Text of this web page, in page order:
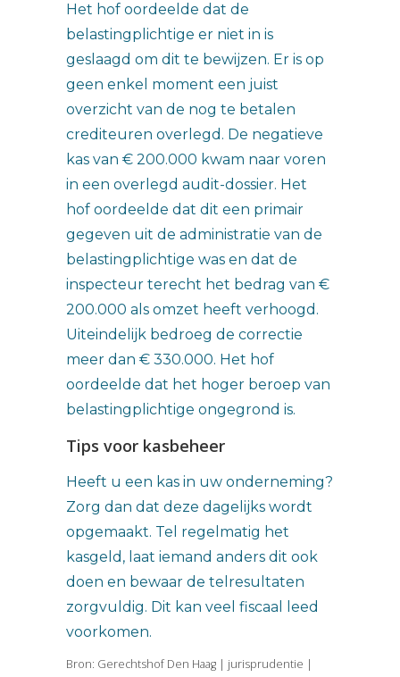
Het hof oordeelde dat de
belastingplichtige er niet in is
geslaagd om dit te bewijzen. Er is op
geen enkel moment een juist
overzicht van de nog te betalen
crediteuren overlegd. De negatieve
kas van € 200.000 kwam naar voren
in een overlegd audit-dossier. Het
hof oordeelde dat dit een primair
gegeven uit de administratie van de
belastingplichtige was en dat de
inspecteur terecht het bedrag van €
200.000 als omzet heeft verhoogd.
Uiteindelijk bedroeg de correctie
meer dan € 330.000. Het hof
oordeelde dat het hoger beroep van
belastingplichtige ongegrond is.
Tips voor kasbeheer
Heeft u een kas in uw onderneming?
Zorg dan dat deze dagelijks wordt
opgemaakt. Tel regelmatig het
kasgeld, laat iemand anders dit ook
doen en bewaar de telresultaten
zorgvuldig. Dit kan veel fiscaal leed
voorkomen.
Bron: Gerechtshof Den Haag | jurisprudentie |